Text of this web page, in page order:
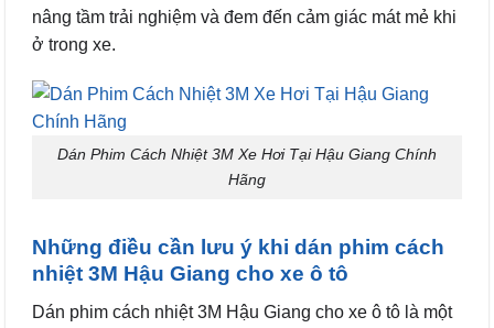
nâng tầm trải nghiệm và đem đến cảm giác mát mẻ khi
ở trong xe.
Dán Phim Cách Nhiệt 3M Xe Hơi Tại Hậu Giang Chính
Hãng
Những điều cần lưu ý khi dán phim cách
nhiệt 3M Hậu Giang cho xe ô tô
Dán phim cách nhiệt 3M Hậu Giang cho xe ô tô là một